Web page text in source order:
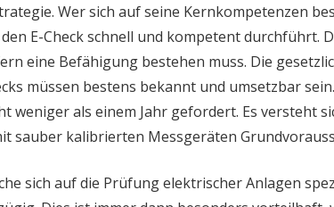
Wer sich auf seine Kernkompetenzen
E-Check schnell und kompetent durchführt.
eine Befähigung bestehen muss. Die
müssen bestens bekannt und umsetzbar
weniger als einem Jahr gefordert. Es versteht
sauber kalibrierten Messgeräten
sich auf die Prüfung elektrischer Anlagen